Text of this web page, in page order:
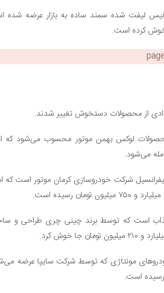
لیفت شده سمند ساده به بازار عرضه شده
از محصولات دستخوش تغییر شدند.
(۵ نفره) از محصولات لوکس بهمن موتور محسوب
رسیده است.
جا خوش کرد.